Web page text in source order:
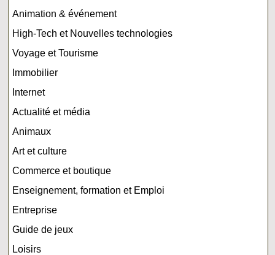
Animation & événement
High-Tech et Nouvelles technologies
Voyage et Tourisme
Immobilier
Internet
Actualité et média
Animaux
Art et culture
Commerce et boutique
Enseignement, formation et Emploi
Entreprise
Guide de jeux
Loisirs